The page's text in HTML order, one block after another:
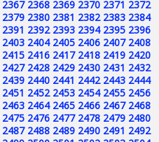
2367 2368 2369 2370 2371 2372
2379 2380 2381 2382 2383 2384
2391 2392 2393 2394 2395 2396
2403 2404 2405 2406 2407 2408
2415 2416 2417 2418 2419 2420
2427 2428 2429 2430 2431 2432
2439 2440 2441 2442 2443 2444
2451 2452 2453 2454 2455 2456
2463 2464 2465 2466 2467 2468
2475 2476 2477 2478 2479 2480
2487 2488 2489 2490 2491 2492